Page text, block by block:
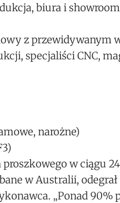
biura i showroom
z przewidywanym
specjaliści CNC,
narożne)
w ciągu
w Australii,
„Ponad